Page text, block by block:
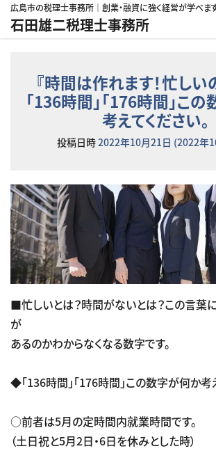
コンテンツへスキップ
広島市の税理士事務所｜創業・融資に強く経営が学べま
石田雄二税理士事務所
『時間は作れます！忙しい
「136時間」「176時間」こ
考えてください。
投稿日時2022年10月21日 (2022年
■忙しいとは？時間がないとは？この言葉
が
あるのかわからなくなる数字です。
◆「136時間」「176時間」この数字が何か考
○前者は5月の定時間内就業時間です。
（土日祝と5月2日・6日を休みとした時）